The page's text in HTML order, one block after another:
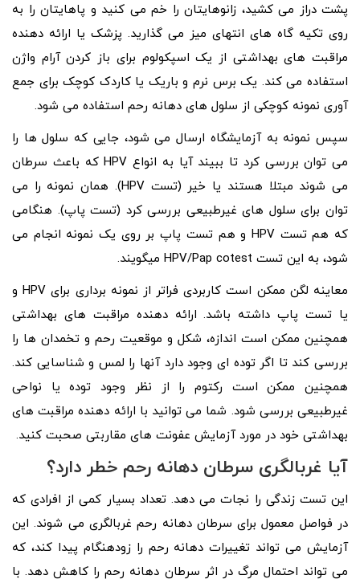
پشت دراز می کشید، زانوهایتان را خم می کنید و پاهایتان را به
روی تکیه گاه های انتهای میز می گذارید. پزشک یا ارائه دهنده
مراقبت های بهداشتی از یک اسپکولوم برای باز کردن آرام واژن
استفاده می کند. یک برس نرم و باریک یا کاردک کوچک برای جمع
آوری نمونه کوچکی از سلول های دهانه رحم استفاده می شود.
سپس نمونه به آزمایشگاه ارسال می شود، جایی که سلول ها را
می توان بررسی کرد تا ببیند آیا به انواع HPV که باعث سرطان
می شوند مبتلا هستند یا خیر (تست HPV). همان نمونه را می
توان برای سلول های غیرطبیعی بررسی کرد (تست پاپ). هنگامی
که هم تست HPV و هم تست پاپ بر روی یک نمونه انجام می
شود، به این تست HPV/Pap cotest میگویند.
معاینه لگن ممکن است کاربردی فراتر از نمونه برداری برای HPV و
یا تست پاپ داشته باشد. ارائه دهنده مراقبت های بهداشتی
همچنین ممکن است اندازه، شکل و موقعیت رحم و تخمدان ها را
بررسی کند تا اگر توده ای وجود دارد آنها را لمس و شناسایی کند.
همچنین ممکن است رکتوم را از نظر وجود توده یا نواحی
غیرطبیعی بررسی شود. شما می توانید با ارائه دهنده مراقبت های
بهداشتی خود در مورد آزمایش عفونت های مقاربتی صحبت کنید.
آیا غربالگری سرطان دهانه رحم خطر دارد؟
این تست زندگی را نجات می دهد. تعداد بسیار کمی از افرادی که
در فواصل معمول برای سرطان دهانه رحم غربالگری می شوند. این
آزمایش می تواند تغییرات دهانه رحم را زودهنگام پیدا کند، که
می تواند احتمال مرگ در اثر سرطان دهانه رحم را کاهش دهد. با